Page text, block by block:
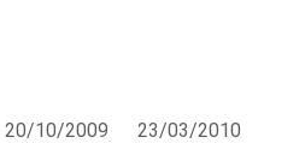
20/10/2009 23/03/2010